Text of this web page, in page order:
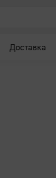
Доставка